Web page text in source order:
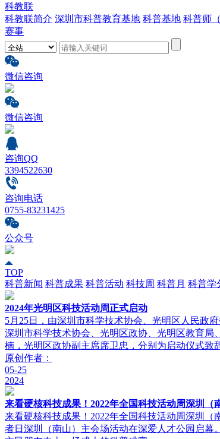
科教联
科教联简介 深圳市科普教育基地 科普基地 科普师
赛事
微信咨询
微信咨询
咨询QQ
3394522630
咨询电话
0755-83231425
公众号
TOP
科普新闻 科普成果 科普活动 科技周 科普月 科普学
2024年光明区科技活动周正式启动
5月25日，由深圳市科学技术协会、光明区人民政
深圳市科学技术协会、光明区政协、光明区教育
楠，光明区政协副主席席卫忠，分别为启动仪式致
原创 作者：
05-25
2024
来看硬核科技成果！2022年全国科技活动周深圳（
来看硬核科技成果！2022年全国科技活动周深圳
者日深圳（南山）主会场活动在深爱人才公园启幕